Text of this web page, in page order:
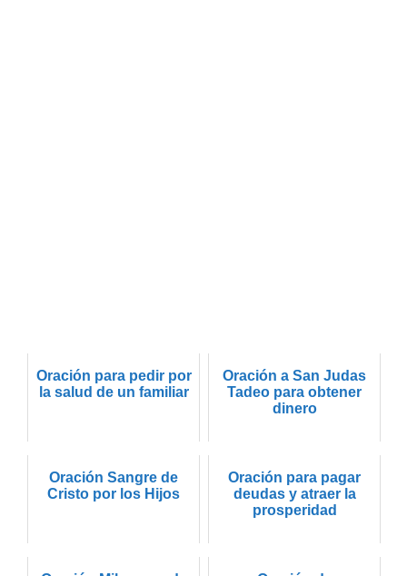
Oración para pedir por
la salud de un familiar
Oración a San Judas
Tadeo para obtener
dinero
Oración Sangre de
Cristo por los Hijos
Oración para pagar
deudas y atraer la
prosperidad